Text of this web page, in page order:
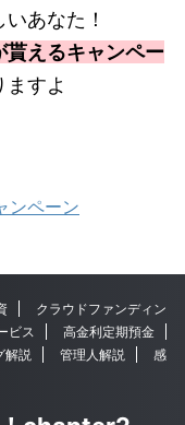
あなた！
貰えるキャンペー
すよ
ンペーン
クラウドファンディン
ビス
高金利定期預金
解説 管理人解説
感